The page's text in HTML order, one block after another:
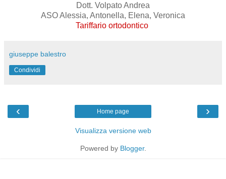
Dott. Volpato Andrea
ASO Alessia, Antonella, Elena, Veronica
Tariffario ortodontico
giuseppe balestro
Condividi
‹ ›
Home page
Visualizza versione web
Powered by Blogger.